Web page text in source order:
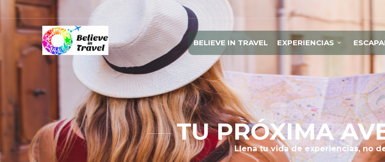
BELIEVE IN TRAVEL EXPERIENCIAS
TU PRÓXIMA
Llena tu vida de experiencias, no